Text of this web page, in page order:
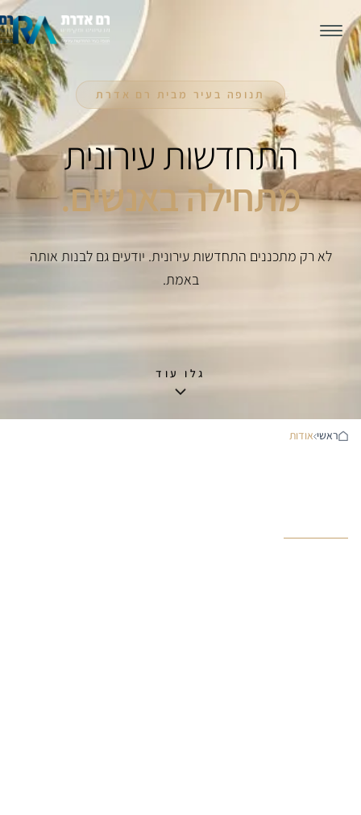
תנופה בעיר מבית רם אדרת
התחדשות עירונית
מתחילה באנשים.
לא רק מתכננים התחדשות עירונית. יודעים גם לבנות אותה
באמת.
גלו עוד
ראשי אודות